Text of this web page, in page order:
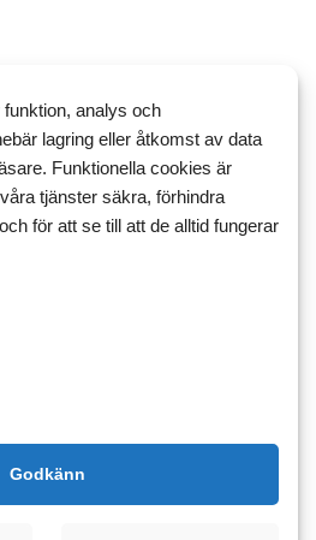
Kommentera
i kroppen :-)
sig. Det goda där kroppen mår bra,
analys och
lagring eller åtkomst av data
Funktionella cookies är
tjänster säkra, förhindra
för att se till att de alltid fungerar
Godkänn